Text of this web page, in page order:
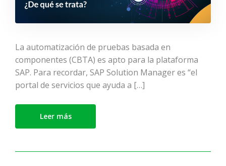
La automatización de pruebas basada en
componentes (CBTA) es apto para la plataforma
SAP. Para recordar, SAP Solution Manager es “el
portal de servicios que ayuda a […]
Leer más